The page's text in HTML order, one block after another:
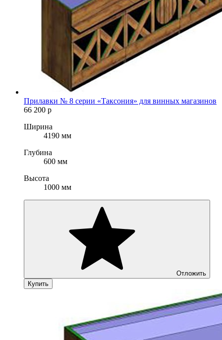
Прилавки № 8 серии «Таксония» для винных магазинов
66 200 р
Ширина
4190 мм
Глубина
600 мм
Высота
1000 мм
Отложить
Купить